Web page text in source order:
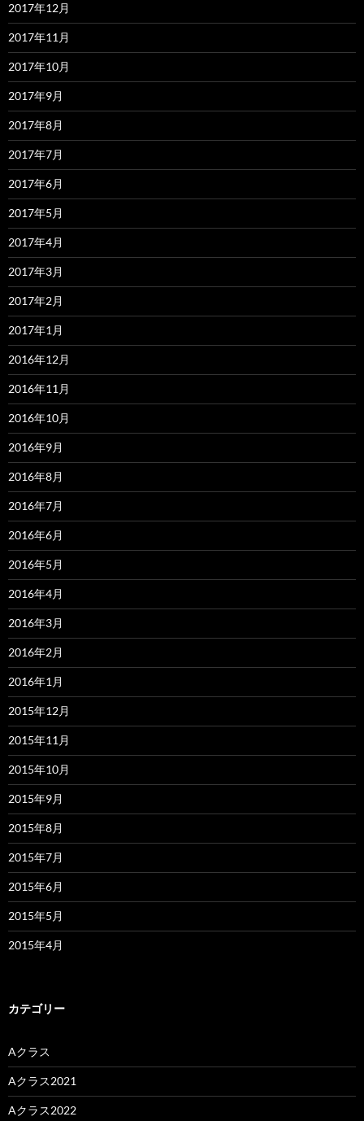
2017年12月
2017年11月
2017年10月
2017年9月
2017年8月
2017年7月
2017年6月
2017年5月
2017年4月
2017年3月
2017年2月
2017年1月
2016年12月
2016年11月
2016年10月
2016年9月
2016年8月
2016年7月
2016年6月
2016年5月
2016年4月
2016年3月
2016年2月
2016年1月
2015年12月
2015年11月
2015年10月
2015年9月
2015年8月
2015年7月
2015年6月
2015年5月
2015年4月
カテゴリー
Aクラス
Aクラス2021
Aクラス2022